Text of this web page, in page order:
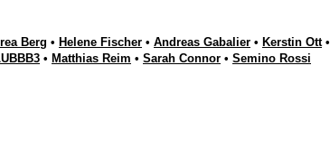
Berg • Helene Fischer • Andreas Gabalier • Kerstin Ott•
• Matthias Reim • Sarah Connor • Semino Rossi